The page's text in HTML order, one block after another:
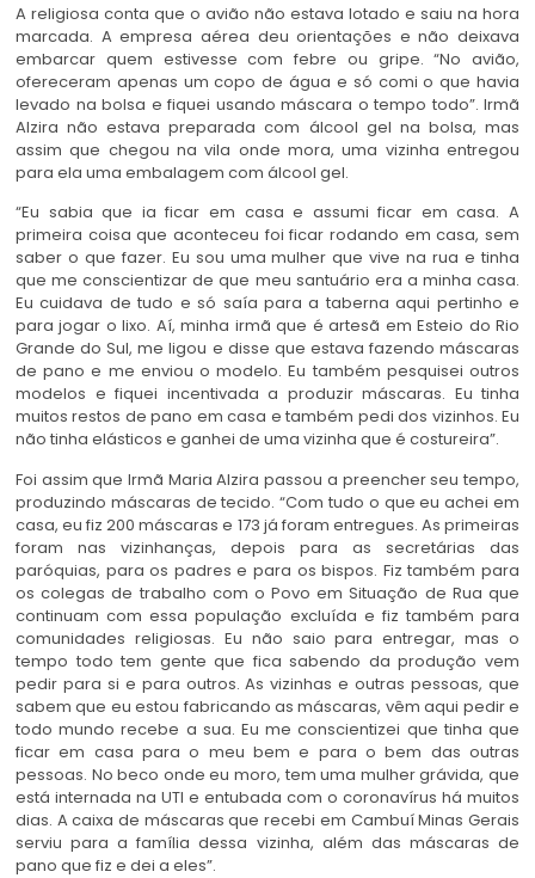
A religiosa conta que o avião não estava lotado e saiu na hora
marcada. A empresa aérea deu orientações e não deixava
embarcar quem estivesse com febre ou gripe. “No avião,
ofereceram apenas um copo de água e só comi o que havia
levado na bolsa e fiquei usando máscara o tempo todo”. Irmã
Alzira não estava preparada com álcool gel na bolsa, mas
assim que chegou na vila onde mora, uma vizinha entregou
para ela uma embalagem com álcool gel.
“Eu sabia que ia ficar em casa e assumi ficar em casa. A
primeira coisa que aconteceu foi ficar rodando em casa, sem
saber o que fazer. Eu sou uma mulher que vive na rua e tinha
que me conscientizar de que meu santuário era a minha casa.
Eu cuidava de tudo e só saía para a taberna aqui pertinho e
para jogar o lixo. Aí, minha irmã que é artesã em Esteio do Rio
Grande do Sul, me ligou e disse que estava fazendo máscaras
de pano e me enviou o modelo. Eu também pesquisei outros
modelos e fiquei incentivada a produzir máscaras. Eu tinha
muitos restos de pano em casa e também pedi dos vizinhos. Eu
não tinha elásticos e ganhei de uma vizinha que é costureira”.
Foi assim que Irmã Maria Alzira passou a preencher seu tempo,
produzindo máscaras de tecido. “Com tudo o que eu achei em
casa, eu fiz 200 máscaras e 173 já foram entregues. As primeiras
foram nas vizinhanças, depois para as secretárias das
paróquias, para os padres e para os bispos. Fiz também para
os colegas de trabalho com o Povo em Situação de Rua que
continuam com essa população excluída e fiz também para
comunidades religiosas. Eu não saio para entregar, mas o
tempo todo tem gente que fica sabendo da produção vem
pedir para si e para outros. As vizinhas e outras pessoas, que
sabem que eu estou fabricando as máscaras, vêm aqui pedir e
todo mundo recebe a sua. Eu me conscientizei que tinha que
ficar em casa para o meu bem e para o bem das outras
pessoas. No beco onde eu moro, tem uma mulher grávida, que
está internada na UTI e entubada com o coronavírus há muitos
dias. A caixa de máscaras que recebi em Cambuí Minas Gerais
serviu para a família dessa vizinha, além das máscaras de
pano que fiz e dei a eles”.